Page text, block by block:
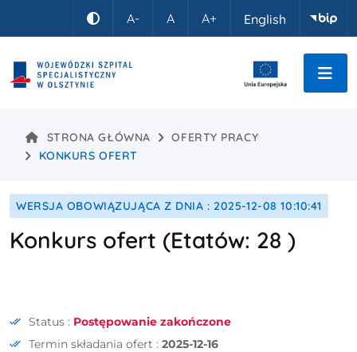
Kontrast
A- A A+ English
STRONA GŁÓWNA
OFERTY PRACY
KONKURS OFERT
WERSJA OBOWIĄZUJĄCA Z DNIA : 2025-12-08 10:10:41
Konkurs ofert (Etatów: 28 )
Status : Postępowanie zakończone
Termin składania ofert : 2025-12-16